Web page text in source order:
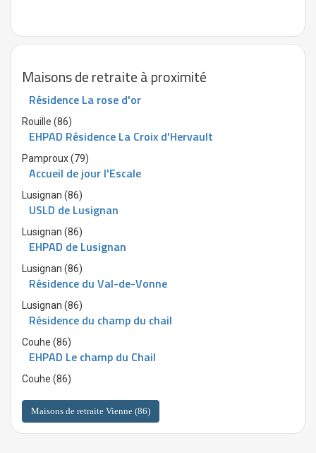
Maisons de retraite à proximité
Résidence La rose d'or
Rouille (86)
EHPAD Résidence La Croix d'Hervault
Pamproux (79)
Accueil de jour l'Escale
Lusignan (86)
USLD de Lusignan
Lusignan (86)
EHPAD de Lusignan
Lusignan (86)
Résidence du Val-de-Vonne
Lusignan (86)
Résidence du champ du chail
Couhe (86)
EHPAD Le champ du Chail
Couhe (86)
Maisons de retraite Vienne (86)